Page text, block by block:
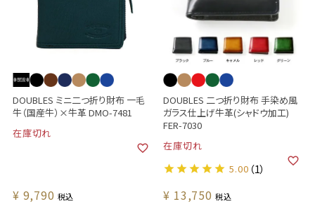
DOUBLES ミニ二つ折り財布 一毛
牛（国産牛）×牛革 DMO-7481
在庫切れ
¥ 9,790 税込
DOUBLES 二つ折り財布 手染め風
ガラス仕上げ牛革(シャドウ加工)
FER-7030
在庫切れ
¥ 13,750 税込
5.00 （1）